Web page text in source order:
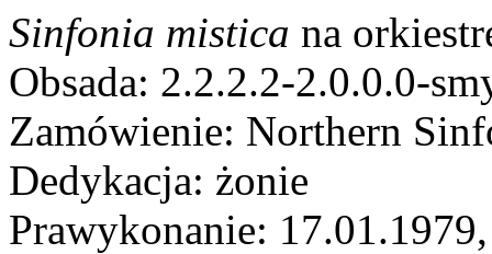
Sinfonia mistica na
Obsada: 2.2.2.2-2.0.0.0-
Zamówienie: Northern
Dedykacja: żonie
Prawykonanie: